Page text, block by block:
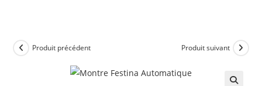
Produit précédent Produit suivant